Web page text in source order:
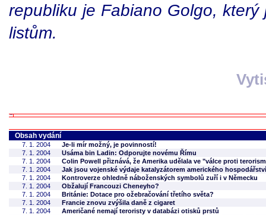
republiku je Fabiano Golgo,
listům.
Obsah vydání
7. 1. 2004
Je-li mír možný, je povinností!
7. 1. 2004
Usáma bin Ladin: Odporujte novému Římu
7. 1. 2004
Colin Powell přiznává, že Amerika udělala ve "válce proti
7. 1. 2004
Jak jsou vojenské výdaje katalyzátorem amerického hospodářství
7. 1. 2004
Kontroverze ohledně náboženských symbolů zuří i v Německu
7. 1. 2004
Obžalují Francouzi Cheneyho?
7. 1. 2004
Británie: Dotace pro ožebračování třetího světa?
7. 1. 2004
Francie znovu zvýšila daně z cigaret
7. 1. 2004
Američané nemají teroristy v databázi otisků prstů